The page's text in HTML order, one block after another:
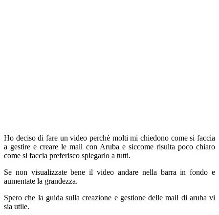
Ho deciso di fare un video perchè molti mi chiedono come si faccia
a gestire e creare le mail con Aruba e siccome risulta poco chiaro
come si faccia preferisco spiegarlo a tutti.
Se non visualizzate bene il video andare nella barra in fondo e
aumentate la grandezza.
Spero che la guida sulla creazione e gestione delle mail di aruba vi
sia utile.